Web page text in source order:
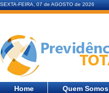
SEXTA-FEIRA, 07 de AGOSTO de 2026
Home Quem Somos